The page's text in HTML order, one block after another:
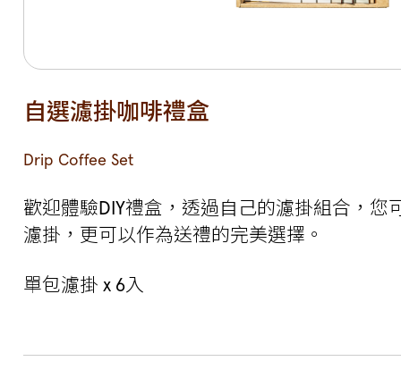
自選濾掛咖啡禮盒
Drip Coffee Set
歡迎體驗DIY禮盒，透過自己的濾掛組合，您
濾掛，更可以作為送禮的完美選擇。
單包濾掛 x 6入